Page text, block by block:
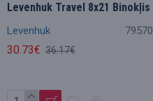
Levenhuk 79570
Levenhuk Travel 8x21 Binokļis
30.73€ 36.17€